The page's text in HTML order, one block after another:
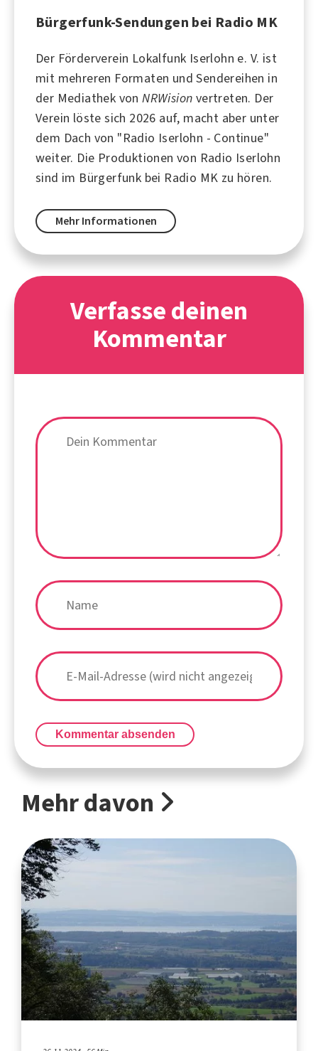
Bürgerfunk-Sendungen bei Radio MK
Der Förderverein Lokalfunk Iserlohn e. V. ist
mit mehreren Formaten und Sendereihen in
der Mediathek vonNRWision vertreten. Der
Verein löste sich 2026 auf, macht aber unter
dem Dach von "Radio Iserlohn - Continue"
weiter. Die Produktionen von Radio Iserlohn
sind im Bürgerfunk bei Radio MK zu hören.
Mehr Informationen
Verfasse deinen
Kommentar
Kommentar absenden
Mehr davon